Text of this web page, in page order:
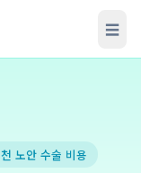
☰
노안 수술 비용